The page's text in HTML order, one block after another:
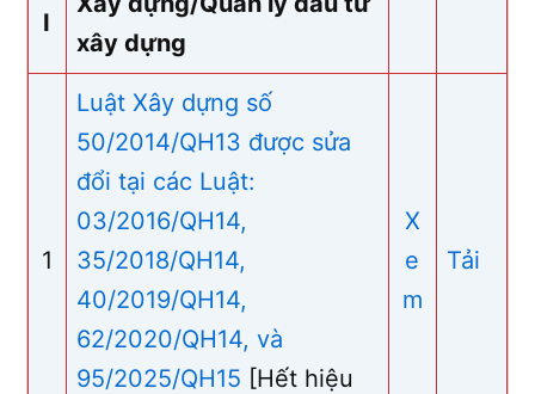
I
xây dựng
1
Luật Xây dựng số
50/2014/QH13 được sửa
đổi tại các Luật:
03/2016/QH14,
35/2018/QH14,
40/2019/QH14,
62/2020/QH14, và
95/2025/QH15 [Hết hiệu
X
e
m
Tải